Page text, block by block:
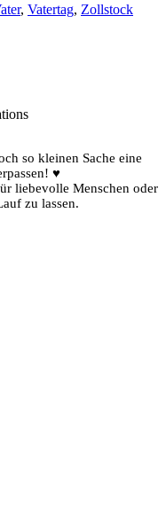
, Vatertag, Zollstock
so kleinen Sache eine
♥
liebevolle Menschen oder
zu lassen.